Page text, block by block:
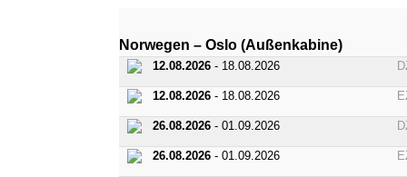
Norwegen – Oslo (Außenkabine)
12.08.2026- 18.08.2026
12.08.2026- 18.08.2026
26.08.2026- 01.09.2026
26.08.2026- 01.09.2026